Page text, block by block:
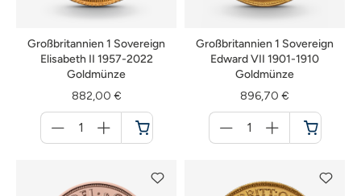
Großbritannien 1 Sovereign
Elisabeth II 1957-2022
Goldmünze
882,00 €
für
Warenkorb
Großbritannien 1 Sovereign
Edward VII 1901-1910
Goldmünze
896,70 €
für
Warenkorb